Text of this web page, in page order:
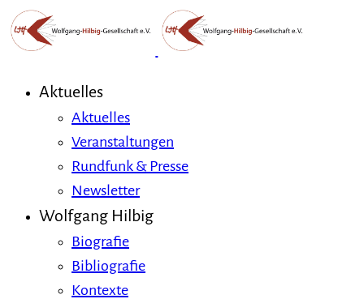
Aktuelles
Aktuelles
Veranstaltungen
Rundfunk & Presse
Newsletter
Wolfgang Hilbig
Biografie
Bibliografie
Kontexte